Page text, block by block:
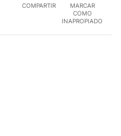
COMPARTIR
MARCAR
COMO
INAPROPIADO